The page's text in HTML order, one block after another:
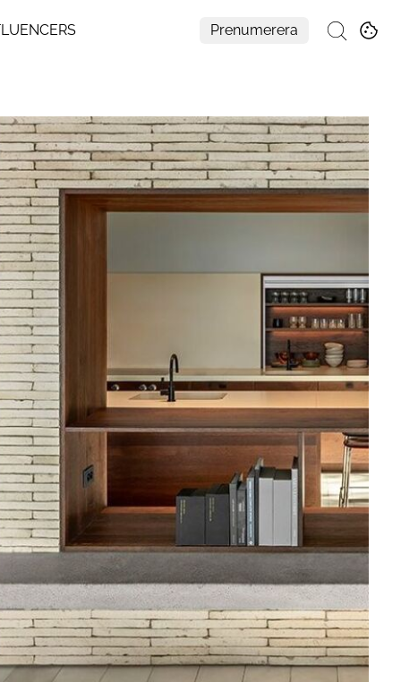
Prenumerera
Om Residence
Prenumerera
Nyhetsbrev
My Residence
Formpriset
Integritetspolicy
Aller Medias AI-policy
Alla ämnen
Creative studio